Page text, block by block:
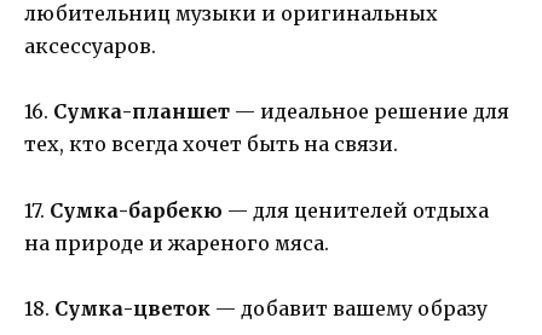
любительниц музыки и оригинальных
аксессуаров.
16. Сумка-планшет — идеальное решение для
тех, кто всегда хочет быть на связи.
17. Сумка-барбекю — для ценителей отдыха
на природе и жареного мяса.
18. Сумка-цветок — добавит вашему образу